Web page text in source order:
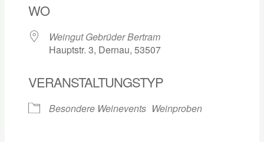
WO
Weingut Gebrüder Bertram
Hauptstr. 3, Dernau, 53507
VERANSTALTUNGSTYP
Besondere Weinevents Weinproben